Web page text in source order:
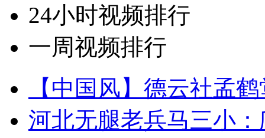
24小时视频排行
一周视频排行
【中国风】德云社孟
河北无腿老兵马三小